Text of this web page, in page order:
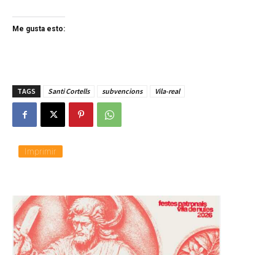
Me gusta esto:
TAGS Santi Cortells subvencions Vila-real
Imprimir